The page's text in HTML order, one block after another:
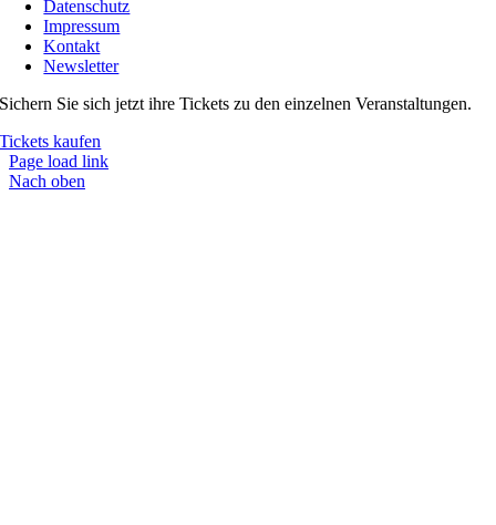
Datenschutz
Impressum
Kontakt
Newsletter
Sichern Sie sich jetzt ihre Tickets zu den einzelnen Veranstaltungen.
Tickets kaufen
Page load link
Nach oben